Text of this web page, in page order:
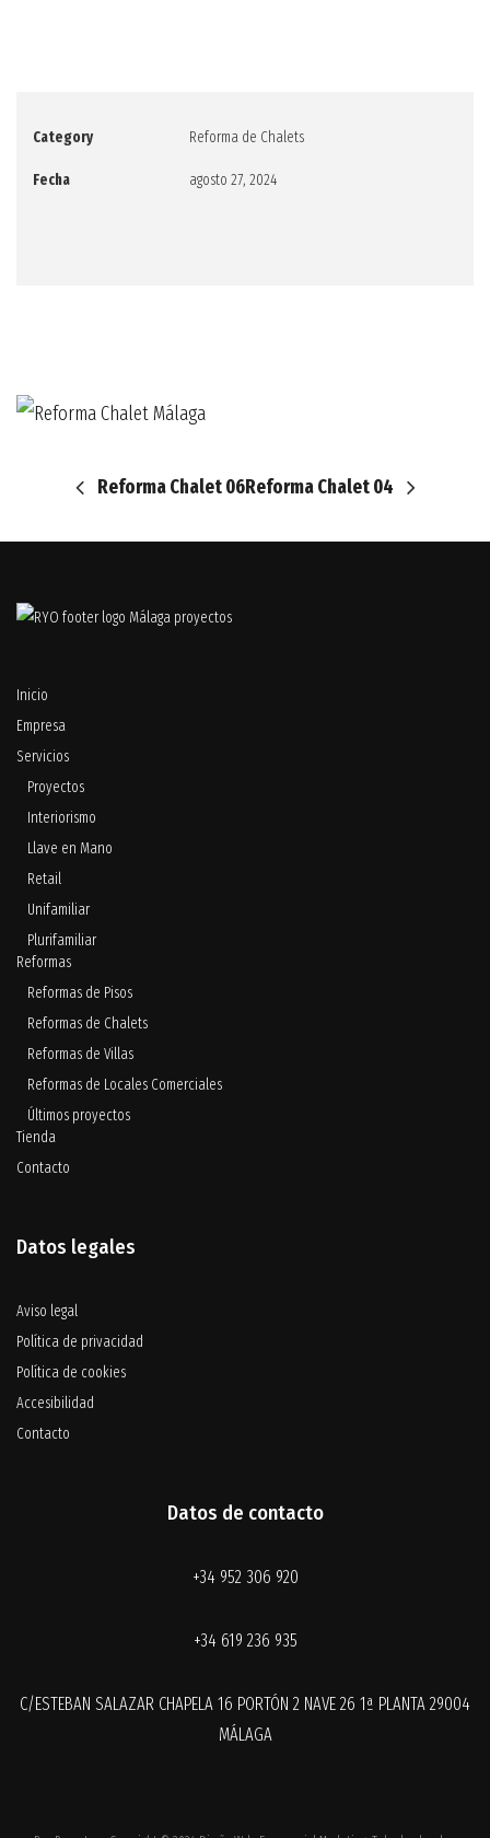
Category Reforma de Chalets
Fecha agosto 27, 2024
Reforma Chalet 06Reforma Chalet 04
Inicio
Empresa
Servicios
Proyectos
Interiorismo
Llave en Mano
Retail
Unifamiliar
Plurifamiliar
Reformas
Reformas de Pisos
Reformas de Chalets
Reformas de Villas
Reformas de Locales Comerciales
Últimos proyectos
Tienda
Contacto
Datos legales
Aviso legal
Política de privacidad
Política de cookies
Accesibilidad
Contacto
Datos de contacto
+34 952 306 920
+34 619 236 935
C/ESTEBAN SALAZAR CHAPELA 16 PORTÓN 2 NAVE 26 1ª PLANTA 29004
MÁLAGA